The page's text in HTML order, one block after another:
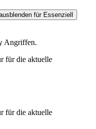
für Essenziell
Angriffen.
für die aktuelle
für die aktuelle